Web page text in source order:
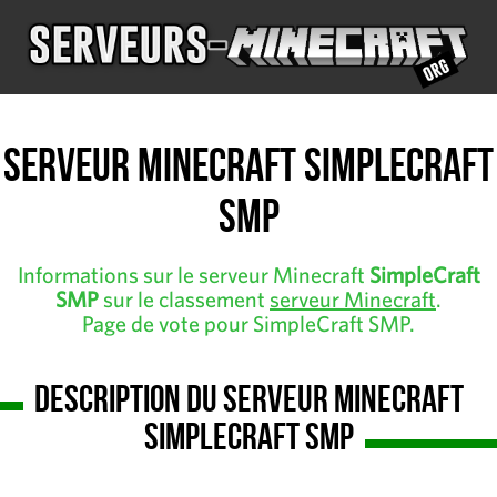
Serveur Minecraft SimpleCraft
SMP
Informations sur le serveur Minecraft SimpleCraft
SMP sur le classement serveur Minecraft.
Page de vote pour SimpleCraft SMP.
Description du serveur Minecraft
SimpleCraft SMP